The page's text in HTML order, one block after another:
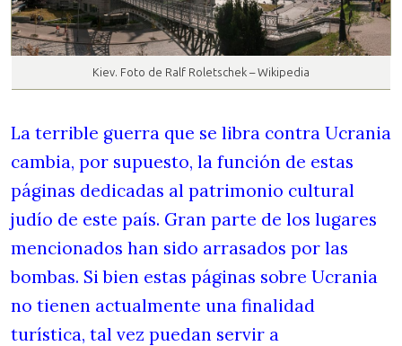
Kiev. Foto de Ralf Roletschek – Wikipedia
La terrible guerra que se libra contra Ucrania
cambia, por supuesto, la función de estas
páginas dedicadas al patrimonio cultural
judío de este país. Gran parte de los lugares
mencionados han sido arrasados por las
bombas. Si bien estas páginas sobre Ucrania
no tienen actualmente una finalidad
turística, tal vez puedan servir a